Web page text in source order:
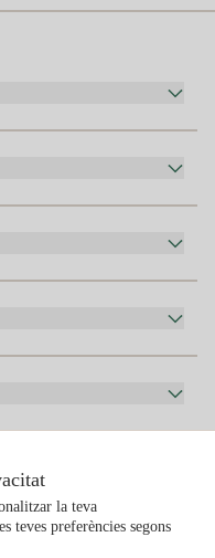
la teva
teves preferències segons